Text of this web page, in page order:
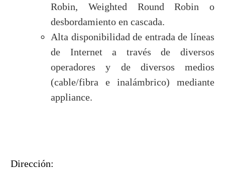
Robin, Weighted Round Robin o
desbordamiento en cascada.
Alta disponibilidad de entrada de líneas
de Internet a través de diversos
operadores y de diversos medios
(cable/fibra e inalámbrico) mediante
appliance.
Dirección: